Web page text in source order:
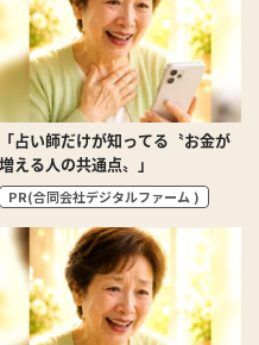
「占い師だけが知ってる〝お金が
増える人の共通点〟」
PR(合同会社デジタルファーム )